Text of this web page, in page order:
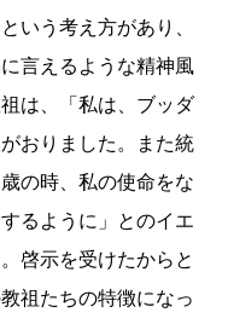
いう考え方があり、
言えるような精神風
は、「私は、ブッダ
おりました。また統
の時、私の使命をな
るように」とのイエ
啓示を受けたからと
祖たちの特徴になっ